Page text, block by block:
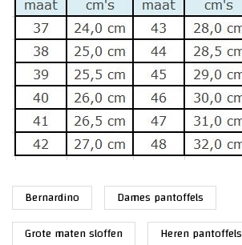
Bernardino
Dames pantoffels
Grote maten sloffen
Heren pantoffels